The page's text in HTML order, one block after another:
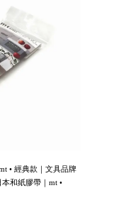
• 經典款｜文具品牌
和紙膠帶｜mt •